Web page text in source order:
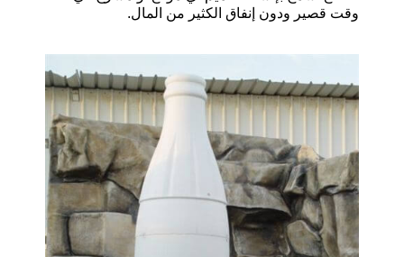
وقت قصير ودون إنفاق الكثير من المال.